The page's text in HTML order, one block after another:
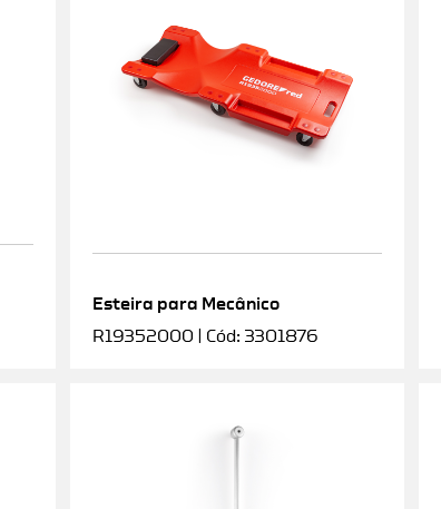
Esteira para Mecânico
R19352000 | Cód: 3301876